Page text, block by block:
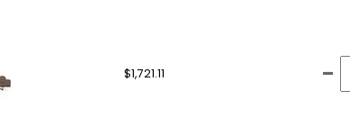
$1,721.11